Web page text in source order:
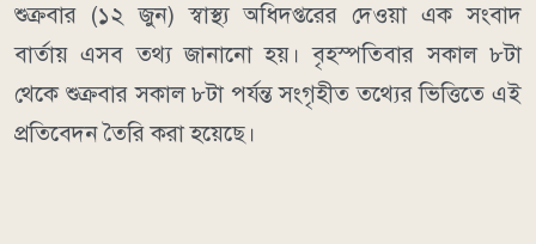
শুক্রবার (১২ জুন) স্বাস্থ্য অধিদপ্তরের দেওয়া এক সংবাদ
বার্তায় এসব তথ্য জানানো হয়। বৃহস্পতিবার সকাল ৮টা
থেকে শুক্রবার সকাল ৮টা পর্যন্ত সংগৃহীত তথ্যের ভিত্তিতে এই
প্রতিবেদন তৈরি করা হয়েছে।